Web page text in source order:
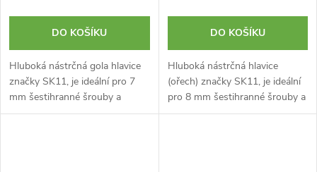
DO KOŠÍKU
Hluboká nástrčná gola hlavice
značky SK11, je ideální pro 7
mm šestihranné šrouby a
matice v těsných a
DO KOŠÍKU
Hluboká nástrčná hlavice
(ořech) značky SK11, je ideální
pro 8 mm šestihranné šrouby a
matice v těsných a